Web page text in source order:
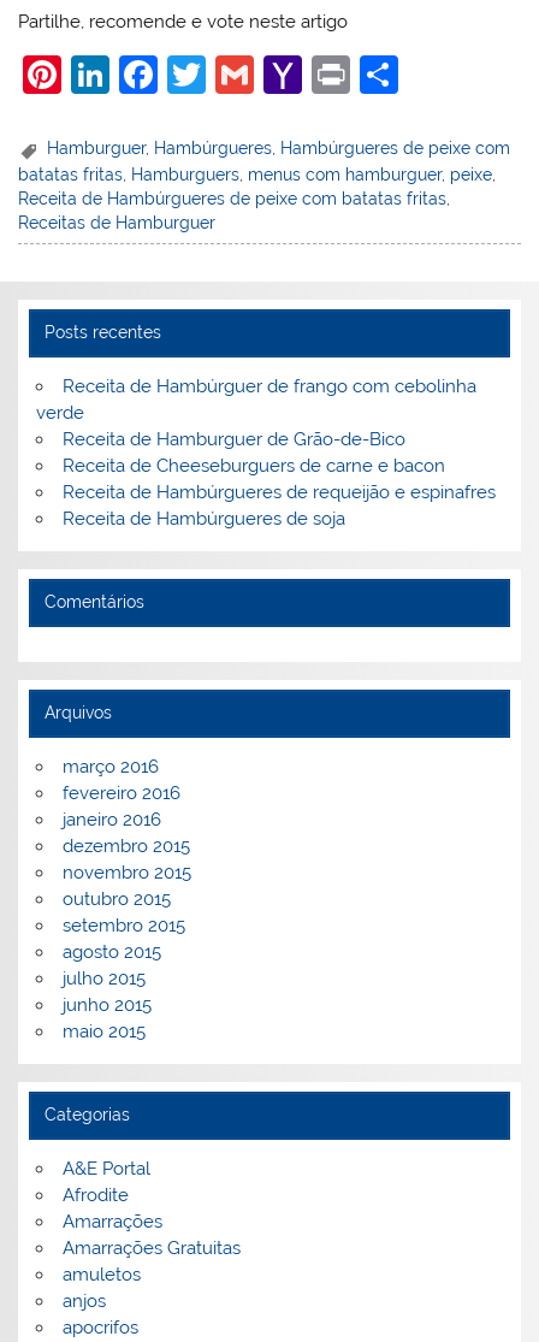
Partilhe, recomende e vote neste artigo
Pi
er
e
st
Li
k
e
dI
F
c
e
b
o
k
T
itt
er
G
ai
l
Y
h
o
ai
Pr
t
ar
e
Hamburguer, Hambúrgueres Hambúrgueres de peixe com
batatas fritas Hamburguers menus com hamburguer, peixe
Receita de Hambúrgueres de peixe com batatas fritas
Receitas de Hamburguer
Posts recentes
Receita de Hambúrguer de frango com cebolinha
verde
Receita de Hamburguer de Grão-de-Bico
Receita de Cheeseburguers de carne e bacon
Receita de Hambúrgueres de requeijão e espinafres
Receita de Hambúrgueres de soja
Comentários
Arquivos
março 2016
fevereiro 2016
janeiro 2016
dezembro 2015
novembro 2015
outubro 2015
setembro 2015
agosto 2015
julho 2015
junho 2015
maio 2015
Categorias
A&E Portal
Afrodite
Amarrações
Amarrações Gratuitas
amuletos
anjos
apocrifos